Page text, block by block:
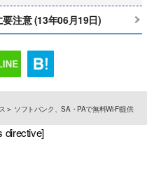
注意 (13年06月19日)
ソフトバンク、SA・PAで無料Wi-Fi提供
directive]